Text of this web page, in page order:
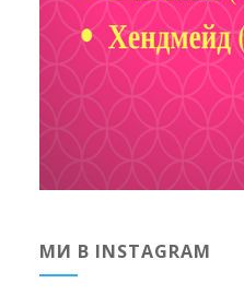
МИ В INSTAGRAM